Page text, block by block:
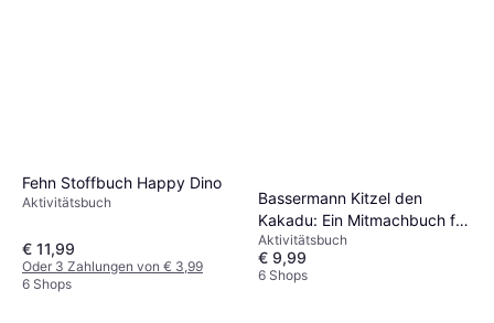
Fehn Stoffbuch Happy Dino
Aktivitätsbuch
€ 11,99
Oder 3 Zahlungen von € 3,99
6 Shops
Bassermann Kitzel den
Kakadu: Ein Mitmachbuch für
Kinder von 2 bis 4 Jahren
Aktivitätsbuch
€ 9,99
6 Shops